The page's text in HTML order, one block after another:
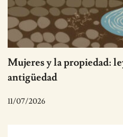
Mujeres y la propiedad:
antigüedad
11/07/2026